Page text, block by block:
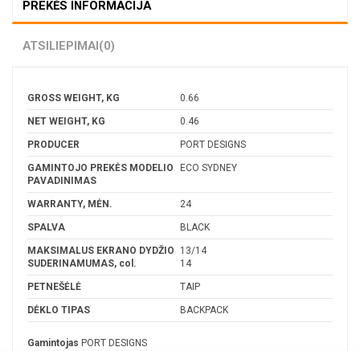
PREKĖS INFORMACIJA
ATSILIEPIMAI(0)
GROSS WEIGHT, KG 0.66
NET WEIGHT, KG 0.46
PRODUCER PORT DESIGNS
GAMINTOJO PREKĖS MODELIO
PAVADINIMAS
ECO SYDNEY
WARRANTY, MĖN. 24
SPALVA BLACK
MAKSIMALUS EKRANO DYDŽIO
SUDERINAMUMAS, col.
13/14
14
PETNEŠĖLĖ TAIP
DĖKLO TIPAS BACKPACK
Gamintojas PORT DESIGNS